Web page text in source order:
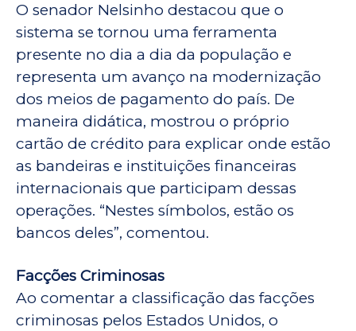
O senador Nelsinho destacou que o
sistema se tornou uma ferramenta
presente no dia a dia da população e
representa um avanço na modernização
dos meios de pagamento do país. De
maneira didática, mostrou o próprio
cartão de crédito para explicar onde estão
as bandeiras e instituições financeiras
internacionais que participam dessas
operações. “Nestes símbolos, estão os
bancos deles”, comentou.
Facções Criminosas
Ao comentar a classificação das facções
criminosas pelos Estados Unidos, o